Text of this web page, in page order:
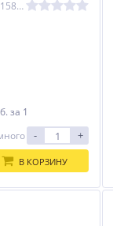
Артикул: ЦБ-00015854
за 1
- +
В КОРЗИНУ